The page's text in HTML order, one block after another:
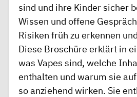
sind und ihre Kinder sicher
Wissen und offene
Risiken früh zu erkennen
Diese Broschüre erklärt in
was Vapes sind, welche
enthalten und warum sie
so anziehend wirken. Sie